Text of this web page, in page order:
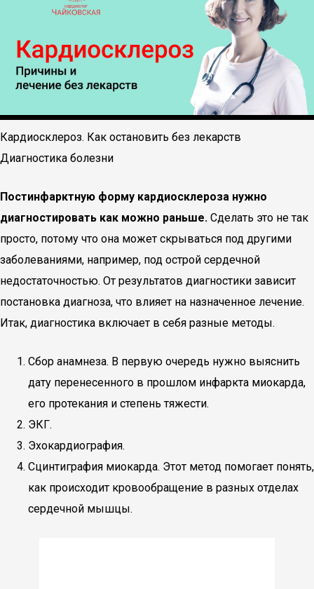
Кардиосклероз. Как остановить без лекарств
Диагностика болезни
Постинфарктную форму кардиосклероза нужно
диагностировать как можно раньше. Сделать это не так
просто, потому что она может скрываться под другими
заболеваниями, например, под острой сердечной
недостаточностью. От результатов диагностики зависит
постановка диагноза, что влияет на назначенное лечение.
Итак, диагностика включает в себя разные методы.
Сбор анамнеза. В первую очередь нужно выяснить
дату перенесенного в прошлом инфаркта миокарда,
его протекания и степень тяжести.
ЭКГ.
Эхокардиография.
Сцинтиграфия миокарда. Этот метод помогает понять,
как происходит кровообращение в разных отделах
сердечной мышцы.